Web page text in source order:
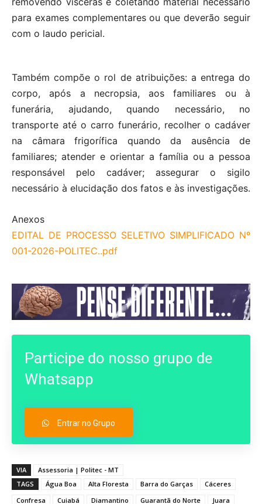
para exames complementares ou que deverão seguir
com o laudo pericial.
Também compõe o rol de atribuições: a entrega do
corpo, após a necropsia, aos familiares ou à
funerária, ajudando, quando necessário, no
transporte até o carro funerário, recolher o cadáver
na câmara frigorífica quando da ausência de
familiares; atender e orientar a família ou a pessoa
responsável pelo cadáver; assegurar o sigilo
necessário à elucidação dos fatos e às investigações.
Anexos
EDITAL DE PROCESSO SELETIVO SIMPLIFICADO Nº
001-2026-POLITEC..pdf
Participe do nosso grupo de
Whatsapp
Entrar no Grupo
VIA
Assessoria | Politec - MT
TAGS
Água Boa Alta Floresta Barra do Garças
Cáceres
Confresa
Cuiabá Diamantino Guarantã do Norte
Juara